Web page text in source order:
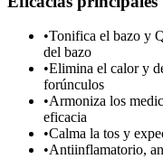
•Tonifica el bazo y
del bazo
•Elimina el calor y
forúnculos
•Armoniza los
eficacia
•Calma la tos y
•Antiinflamatorio,